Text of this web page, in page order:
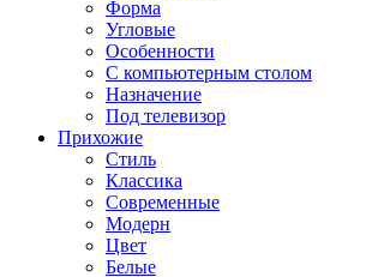
Форма
Угловые
Особенности
С компьютерным столом
Назначение
Под телевизор
Прихожие
Стиль
Классика
Современные
Модерн
Цвет
Белые